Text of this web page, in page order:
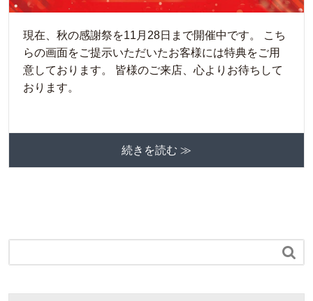
現在、秋の感謝祭を11月28日まで開催中です。 こち
らの画面をご提示いただいたお客様には特典をご用
意しております。 皆様のご来店、心よりお待ちして
おります。
続きを読む ≫
